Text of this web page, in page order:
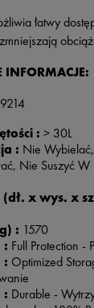
łatwy
INFORMACJE:
: > 30L
: Nie
Nie Suszyć
x wys. x
: 1570
: Full Protection -
: Optimized
: Durable -